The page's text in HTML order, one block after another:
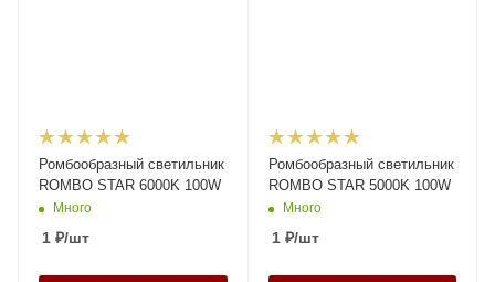
Ромбообразный светильник
ROMBO STAR 6000K 100W
Много
1 ₽/шт
Ромбообразный светильник
ROMBO STAR 5000K 100W
Много
1₽/шт